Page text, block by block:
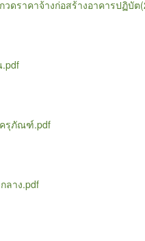
วดราคาจ้างก่อสร้างอาคารปฏิบัต
ครุภัณฑ์.pdf
ลาง.pdf